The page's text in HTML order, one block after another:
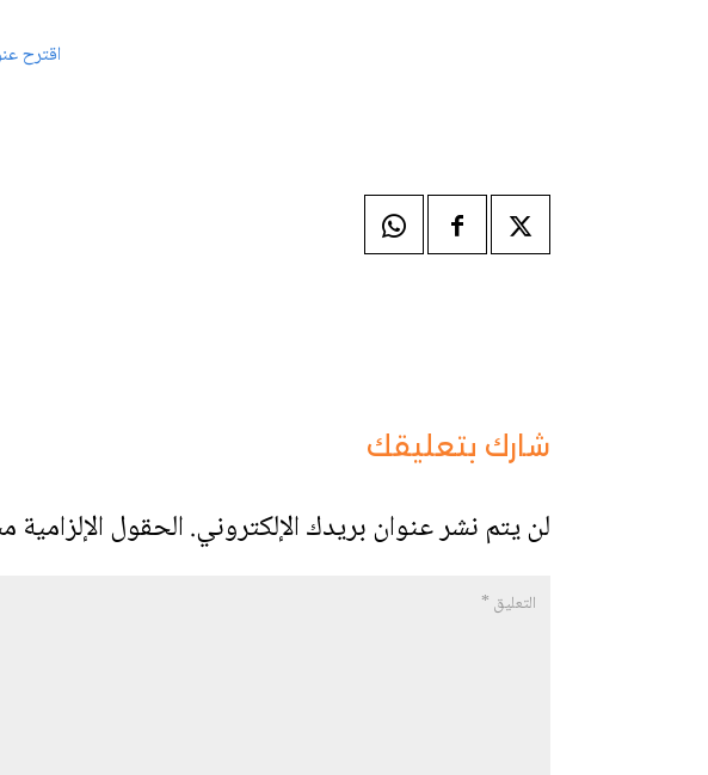
اقترح
شارك بتعليقك
لن يتم نشر عنوان بريدك الإلكتروني.الحقول الإلزامية